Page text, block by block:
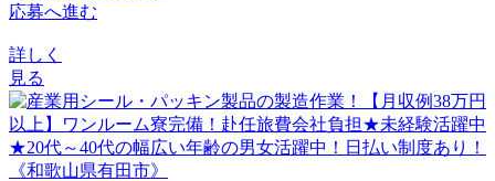
応募へ進む
詳しく
見る